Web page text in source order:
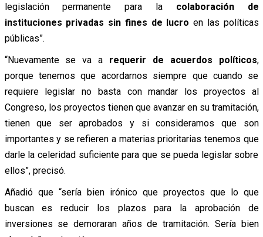
legislación permanente para lacolaboración de
instituciones privadas sin fines de lucro en las políticas
públicas”.
“Nuevamente se va a requerir de acuerdos políticos,
porque tenemos que acordarnos siempre que cuando se
requiere legislar no basta con mandar los proyectos al
Congreso, los proyectos tienen que avanzar en su tramitación,
tienen que ser aprobados y si consideramos que son
importantes y se refieren a materias prioritarias tenemos que
darle la celeridad suficiente para que se pueda legislar sobre
ellos”, precisó.
Añadió que “sería bien irónico que proyectos que lo que
buscan es reducir los plazos para la aprobación de
inversiones se demoraran años de tramitación. Sería bien